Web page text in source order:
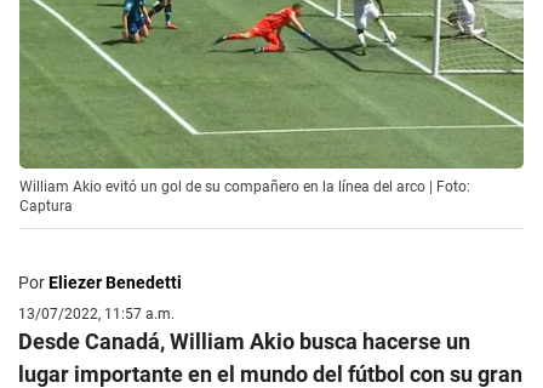
William Akio evitó un gol de su compañero en la línea del arco | Foto:
Captura
PorEliezer Benedetti
13/07/2022, 11:57 a.m.
Desde Canadá, William Akio busca hacerse un
lugar importante en el mundo del fútbol con su gran